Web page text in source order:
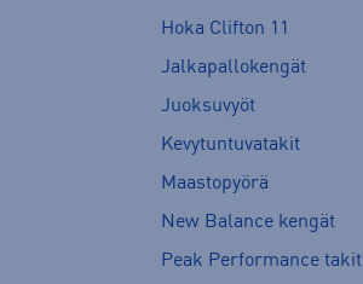
Hoka Clifton 11
Jalkapallokengät
Juoksuvyöt
Kevytuntuvatakit
Maastopyörä
New Balance kengät
Peak Performance takit